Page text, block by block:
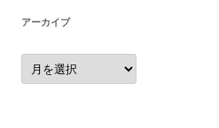
アーカイブ
ア
ー
カ